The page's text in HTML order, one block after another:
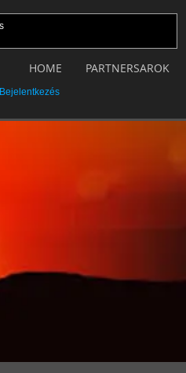
HOME PARTNERSAROK
Bejelentkezés